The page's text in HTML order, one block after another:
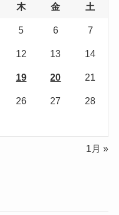
木 金 土
5 6 7
12 13 14
19 20 21
26 27 28
1月 »